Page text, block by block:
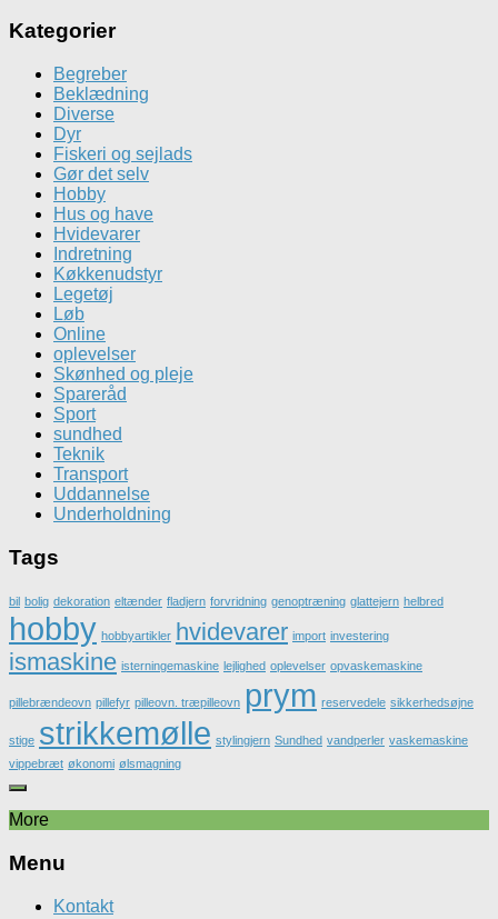
Kategorier
Begreber
Beklædning
Diverse
Dyr
Fiskeri og sejlads
Gør det selv
Hobby
Hus og have
Hvidevarer
Indretning
Køkkenudstyr
Legetøj
Løb
Online
oplevelser
Skønhed og pleje
Spareråd
Sport
sundhed
Teknik
Transport
Uddannelse
Underholdning
Tags
bil bolig dekoration eltænder fladjern forvridning genoptræning glattejern helbred
hobby hobbyartikler hvidevarer import investering
ismaskine isterningemaskine lejlighed oplevelser opvaskemaskine
pillebrændeovn pillefyr pilleovn. træpilleovn prym reservedele sikkerhedsøjne
stige strikkemølle stylingjern Sundhed vandperler vaskemaskine
vippebræt økonomi ølsmagning
More
Menu
Kontakt